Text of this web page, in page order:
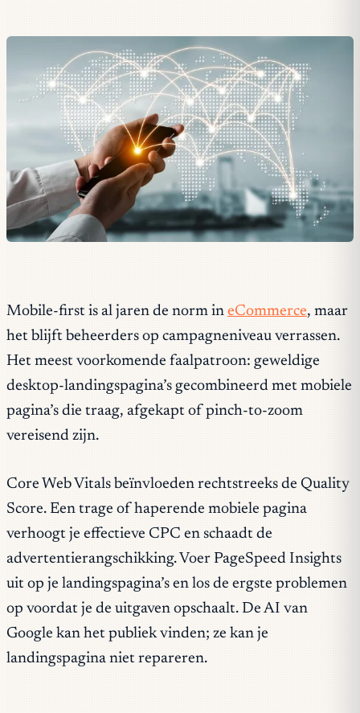
Mobile-first is al jaren de norm in eCommerce, maar
het blijft beheerders op campagneniveau verrassen.
Het meest voorkomende faalpatroon: geweldige
desktop-landingspagina’s gecombineerd met mobiele
pagina’s die traag, afgekapt of pinch-to-zoom
vereisend zijn.
Core Web Vitals beïnvloeden rechtstreeks de Quality
Score. Een trage of haperende mobiele pagina
verhoogt je effectieve CPC en schaadt de
advertentierangschikking. Voer PageSpeed Insights
uit op je landingspagina’s en los de ergste problemen
op voordat je de uitgaven opschaalt. De AI van
Google kan het publiek vinden; ze kan je
landingspagina niet repareren.